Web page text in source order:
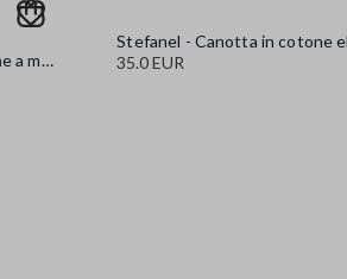
Stefanel - T-shirt gialla in puro cotone a maniche corte oversize fit con scritta, Donna, Giallo
35.0 EUR